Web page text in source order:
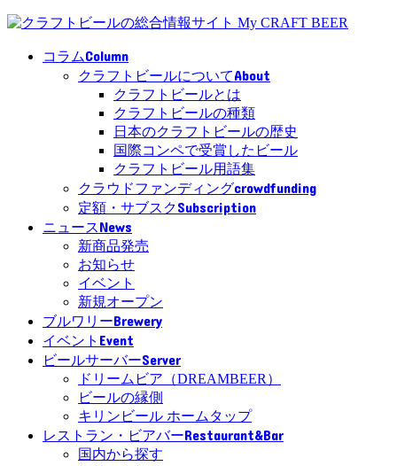
コラムColumn
クラフトビールについてAbout
クラフトビールとは
クラフトビールの種類
日本のクラフトビールの歴史
国際コンペで受賞したビール
クラフトビール用語集
クラウドファンディングcrowdfunding
定額・サブスクSubscription
ニュースNews
新商品発売
お知らせ
イベント
新規オープン
ブルワリーBrewery
イベント Event
ビールサーバーServer
ドリームビア（DREAMBEER）
ビールの縁側
キリンビール ホームタップ
レストラン・ビアバーRestaurant&Bar
国内から探す